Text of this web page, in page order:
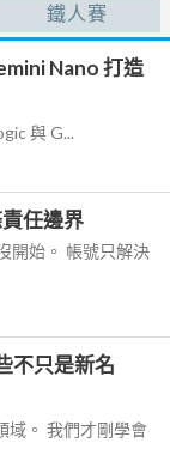
鐵人賽
Nano 打造
與 G...
任邊界
開始。 帳號只解決
不只是新名
域。 我們才剛學會